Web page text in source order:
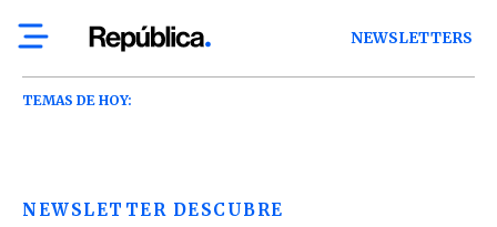
NEWSLETTERS
TEMAS DE HOY:
NEWSLETTER DESCUBRE